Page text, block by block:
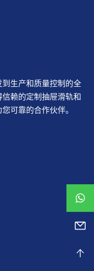
生产和质量控制的全
赖的定制抽屉滑轨和
可靠的合作伙伴。